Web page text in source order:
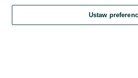
Szukaj Obserwujesz Dodaj
Ustaw